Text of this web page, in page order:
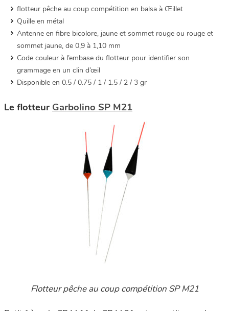
flotteur pêche au coup compétition en balsa à Œillet
Quille en métal
Antenne en fibre bicolore, jaune et sommet rouge ou rouge et
sommet jaune, de 0,9 à 1,10 mm
Code couleur à l’embase du flotteur pour identifier son
grammage en un clin d’œil
Disponible en 0.5 / 0.75 / 1 / 1.5 / 2 / 3 gr
Le flotteurGarbolino SP M21
Flotteur pêche au coup compétition SP M21